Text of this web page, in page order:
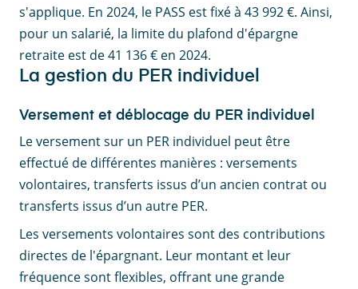
s'applique. En 2024, le PASS est fixé à 43 992 €. Ainsi,
pour un salarié, la limite du plafond d'épargne
retraite est de 41 136 € en 2024.
La gestion du PER individuel
Versement et déblocage du PER individuel
Le versement sur un PER individuel peut être
effectué de différentes manières : versements
volontaires, transferts issus d’un ancien contrat ou
transferts issus d’un autre PER.
Les versements volontaires sont des contributions
directes de l'épargnant. Leur montant et leur
fréquence sont flexibles, offrant une grande